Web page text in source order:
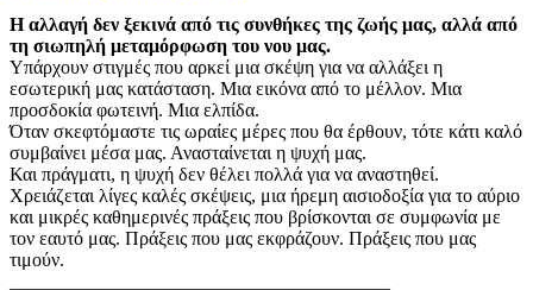
Η αλλαγή δεν ξεκινά από τις συνθήκες της ζωής μας, αλλά από
τη σιωπηλή μεταμόρφωση του νου μας.
Υπάρχουν στιγμές που αρκεί μια σκέψη για να αλλάξει η
εσωτερική μας κατάσταση. Μια εικόνα από το μέλλον. Μια
προσδοκία φωτεινή. Μια ελπίδα.
Όταν σκεφτόμαστε τις ωραίες μέρες που θα έρθουν, τότε κάτι καλό
συμβαίνει μέσα μας. Ανασταίνεται η ψυχή μας.
Και πράγματι, η ψυχή δεν θέλει πολλά για να αναστηθεί.
Χρειάζεται λίγες καλές σκέψεις, μια ήρεμη αισιοδοξία για το αύριο
και μικρές καθημερινές πράξεις που βρίσκονται σε συμφωνία με
τον εαυτό μας. Πράξεις που μας εκφράζουν. Πράξεις που μας
τιμούν.